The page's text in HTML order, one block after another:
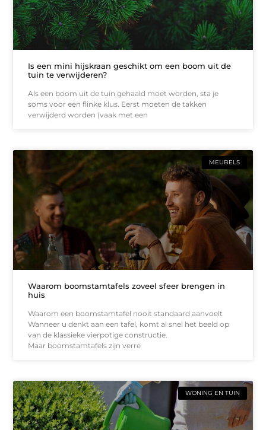
Is een mini hijskraan geschikt om een boom uit de
tuin te verwijderen?
Als een boom uit de tuin gehaald moet worden, sta je
soms voor een flinke klus. Eerst moeten de takken
verwijderd worden (vaak met een
MEUBELS
Waarom boomstamtafels zoveel sfeer brengen in
huis
Waarom een boomstamtafel nooit standaard aanvoelt
Wanneer u denkt aan een tafel, komt al snel het beeld op
van de klassieke vierpotige constructie.
Maar boomstamtafels zijn verre
WONING EN TUIN